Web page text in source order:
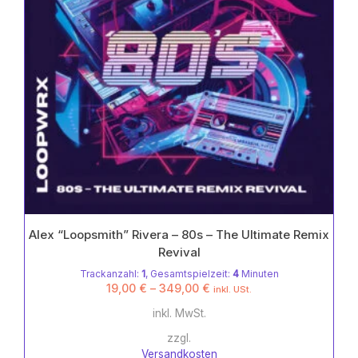
Produktseite
gewählt
werden
Alex “Loopsmith” Rivera – 80s – The Ultimate Remix
Revival
Trackanzahl: 1, Gesamtspielzeit: 4Minuten
19,00 € – 349,00 € inkl. USt.
inkl. MwSt.
zzgl.
Versandkosten